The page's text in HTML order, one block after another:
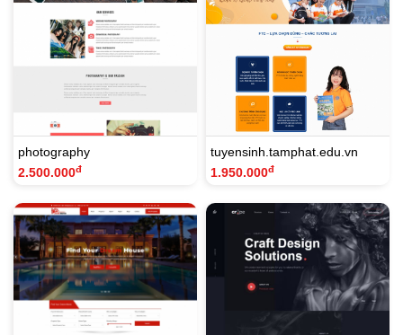
photography
2.500.000đ
tuyensinh.tamphat.edu.vn
1.950.000đ